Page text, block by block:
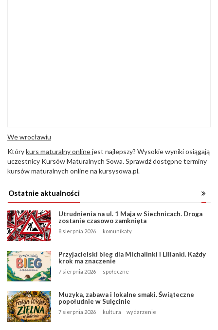
We wrocławiu
Którykurs maturalny onlinejest najlepszy? Wysokie wyniki osiągają
uczestnicy Kursów Maturalnych Sowa. Sprawdź dostępne terminy
kursów maturalnych online na kursysowa.pl.
Ostatnie aktualności
Utrudnienia na ul. 1 Maja w Siechnicach. Droga
zostanie czasowo zamknięta
8 sierpnia 2026 komunikaty
Przyjacielski bieg dla Michalinki i Lilianki. Każdy
krok ma znaczenie
7 sierpnia 2026 społeczne
Muzyka, zabawa i lokalne smaki. Świąteczne
popołudnie w Sulęcinie
7 sierpnia 2026 kultura wydarzenie